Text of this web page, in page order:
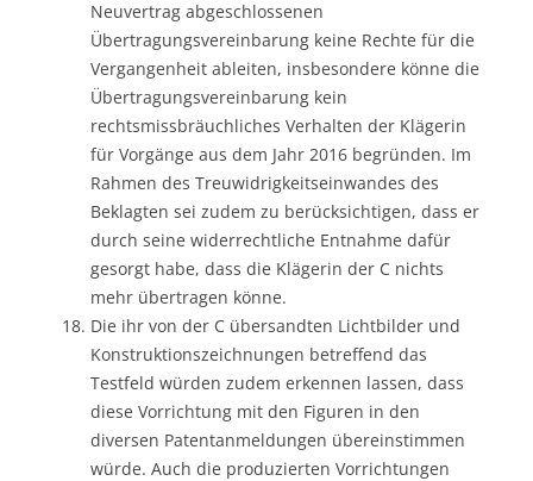
Neuvertrag abgeschlossenen
Übertragungsvereinbarung keine Rechte für die
Vergangenheit ableiten, insbesondere könne die
Übertragungsvereinbarung kein
rechtsmissbräuchliches Verhalten der Klägerin
für Vorgänge aus dem Jahr 2016 begründen. Im
Rahmen des Treuwidrigkeitseinwandes des
Beklagten sei zudem zu berücksichtigen, dass er
durch seine widerrechtliche Entnahme dafür
gesorgt habe, dass die Klägerin der C nichts
mehr übertragen könne.
Die ihr von der C übersandten Lichtbilder und
Konstruktionszeichnungen betreffend das
Testfeld würden zudem erkennen lassen, dass
diese Vorrichtung mit den Figuren in den
diversen Patentanmeldungen übereinstimmen
würde. Auch die produzierten Vorrichtungen